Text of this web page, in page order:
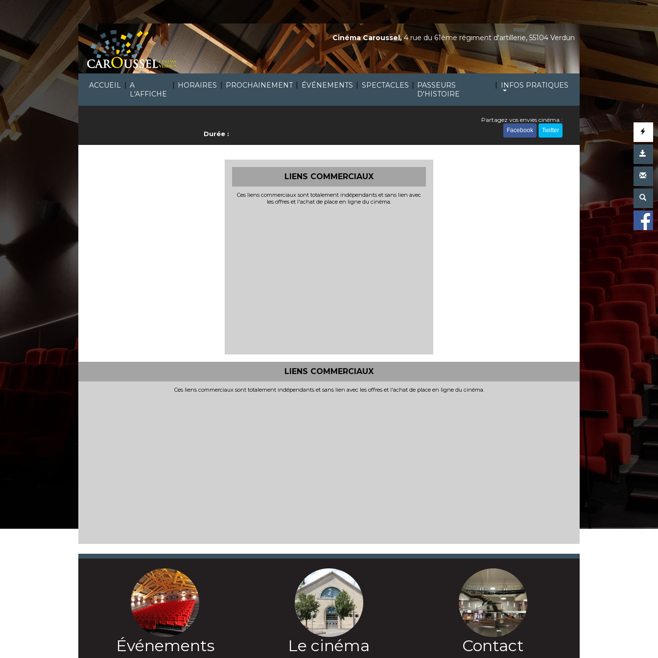
ACCUEIL | A
L'AFFICHE
| HORAIRES | PROCHAINEMENT | ÉVÉNEMENTS | SPECTACLES | PASSEURS
D'HISTOIRE
| INFOS PRATIQUES
Cinéma Caroussel,4 rue du 61ème régiment d'artillerie, 55104 Verdun
Durée :
Partagez vos envies cinéma :
Facebook Twitter
LIENS COMMERCIAUX
Ces liens commerciaux sont totalement indépendants et sans lien avec
les offres et l'achat de place en ligne du cinéma.
LIENS COMMERCIAUX
Ces liens commerciaux sont totalement indépendants et sans lien avec les offres et l'achat de place en ligne du cinéma.
Événements Le cinéma Contact